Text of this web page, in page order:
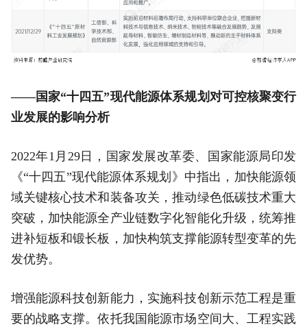
——国家“十四五”现代能源体系规划对可控核聚变行
业发展的影响分析
2022年1月29日，国家发展改革委、国家能源局印发
《“十四五”现代能源体系规划》中指出，加快能源领
域关键核心技术和装备攻关，推动绿色低碳技术重大
突破，加快能源全产业链数字化智能化升级，统筹推
进补短板和锻长板，加快构筑支撑能源转型变革的先
发优势。
增强能源科技创新能力，实施科技创新示范工程是重
要的战略支撑。依托我国能源市场空间大、工程实践